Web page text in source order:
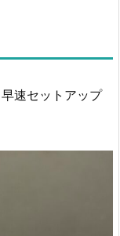
速セットアップ